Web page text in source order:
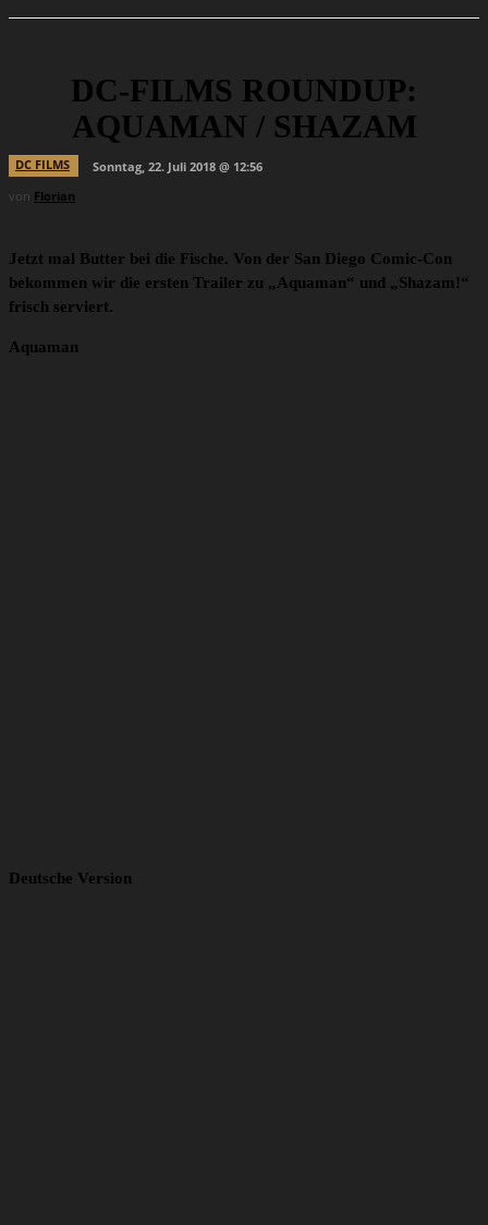
DC-FILMS ROUNDUP:
AQUAMAN / SHAZAM
DC FILMS
Sonntag, 22. Juli 2018 @ 12:56
von Florian
Jetzt mal Butter bei die Fische. Von der San Diego Comic-Con
bekommen wir die ersten Trailer zu „Aquaman“ und „Shazam!“
frisch serviert.
Aquaman
Deutsche Version